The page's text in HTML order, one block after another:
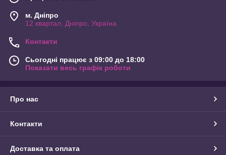
м. Дніпро
12 квартал, Дніпро, Україна
Контакти
Сьогодні працює з 09:00 до 18:00
Показати весь графік роботи
Про нас
Контакти
Доставка та оплата